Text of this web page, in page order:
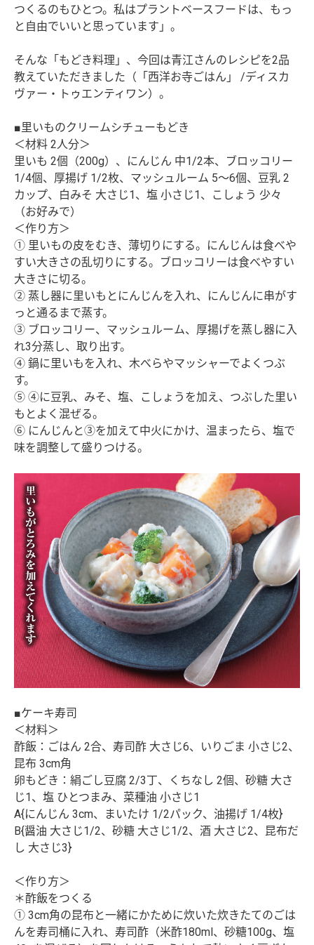
つくるのもひとつ。私はプラントベースフードは、もっ
と自由でいいと思っています」。
そんな「もどき料理」、今回は青江さんのレシピを2品
教えていただきました（「西洋お寺ごはん」 /ディスカ
ヴァー・トゥエンティワン）。
■里いものクリームシチューもどき
＜材料 2人分＞
里いも 2個（200g）、にんじん 中1/2本、ブロッコリー
1/4個、厚揚げ 1/2枚、マッシュルーム 5～6個、豆乳 2
カップ、白みそ 大さじ1、塩 小さじ1、こしょう 少々
（お好みで）
＜作り方＞
① 里いもの皮をむき、薄切りにする。にんじんは食べや
すい大きさの乱切りにする。ブロッコリーは食べやすい
大きさに切る。
② 蒸し器に里いもとにんじんを入れ、にんじんに串がす
っと通るまで蒸す。
③ ブロッコリー、マッシュルーム、厚揚げを蒸し器に入
れ3分蒸し、取り出す。
④ 鍋に里いもを入れ、木べらやマッシャーでよくつぶ
す。
⑤ ④に豆乳、みそ、塩、こしょうを加え、つぶした里い
もとよく混ぜる。
⑥ にんじんと③を加えて中火にかけ、温まったら、塩で
味を調整して盛りつける。
■ケーキ寿司
＜材料＞
酢飯：ごはん 2合、寿司酢 大さじ6、いりごま 小さじ2、
昆布 3cm角
卵もどき：絹ごし豆腐 2/3丁、くちなし 2個、砂糖 大さ
じ1、塩 ひとつまみ、菜種油 小さじ1
A{にんじん 3cm、まいたけ 1/2パック、油揚げ 1/4枚}
B{醤油 大さじ1/2、砂糖 大さじ1/2、酒 大さじ2、昆布だ
し 大さじ3}
＜作り方＞
＊酢飯をつくる
① 3cm角の昆布と一緒にかために炊いた炊きたてのごは
んを寿司桶に入れ、寿司酢（米酢180ml、砂糖100g、塩